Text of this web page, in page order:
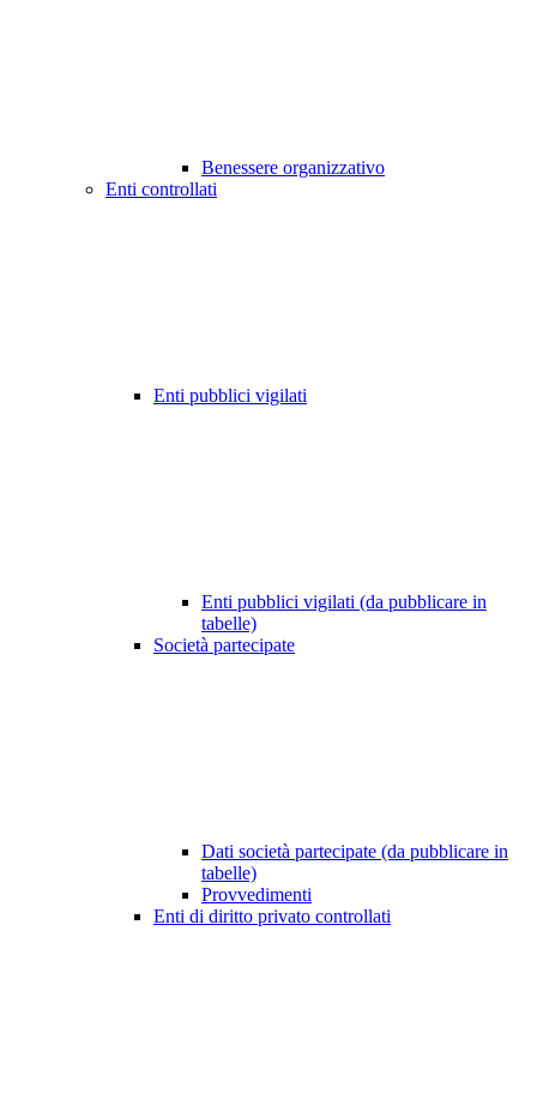
Benessere organizzativo
Enti controllati
Enti pubblici vigilati
Enti pubblici vigilati (da pubblicare in
tabelle)
Società partecipate
Dati società partecipate (da pubblicare in
tabelle)
Provvedimenti
Enti di diritto privato controllati